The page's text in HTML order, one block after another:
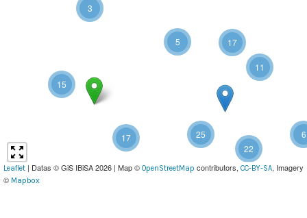
5
3
11
17
25
22
6
15
17
Leaflet | Datas © GiS IBiSA 2026 | Map © OpenStreetMap contributors, CC-BY-SA, Imagery
© Mapbox